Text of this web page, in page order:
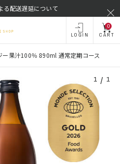
る配送遅延について
LOGIN
0
CART
ー果汁100％ 890ml 通常定期コース
1 / 1